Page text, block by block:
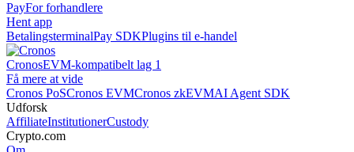
PayFor forhandlere
Hent app
BetalingsterminalPay SDKPlugins til e-handel
CronosEVM-kompatibelt lag 1
Få mere at vide
Cronos PoSCronos EVMCronos zkEVMAI Agent SDK
Udforsk
AffiliateInstitutionerCustody
Crypto.com